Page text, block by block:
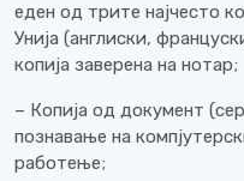
еден од трите најчесто
Унија (англиски,
копија заверена на нотар;
– Копија од документ
познавање на
работење;